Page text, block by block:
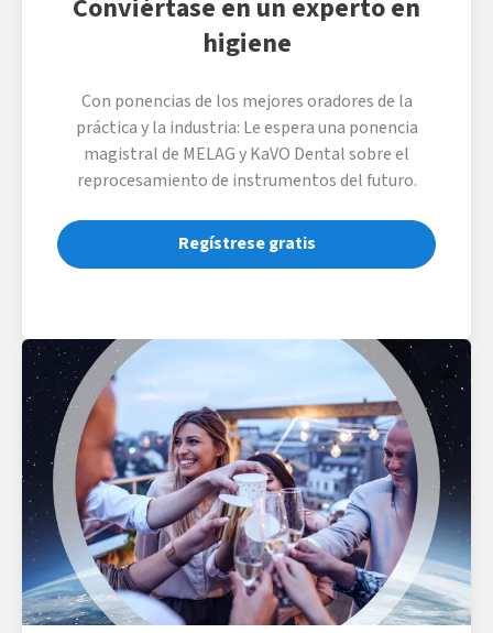
Conviértase en un experto en
higiene
Con ponencias de los mejores oradores de la
práctica y la industria: Le espera una ponencia
magistral de MELAG y KaVO Dental sobre el
reprocesamiento de instrumentos del futuro.
Regístrese gratis